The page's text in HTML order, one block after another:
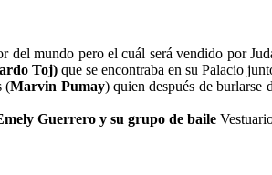
del mundo pero el cuál será vendido por
Toj) que se encontraba en su Palacio
(Marvin Pumay) quien después de
Guerrero y su grupo de baile